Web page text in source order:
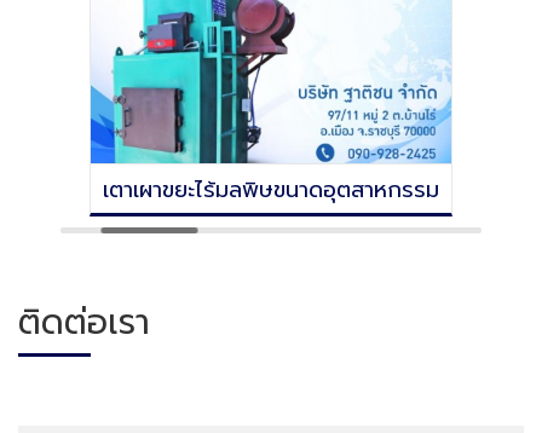
เตาเผาขยะไร้มลพิษขนาดอุตสาหกรรม
ติดต่อเรา